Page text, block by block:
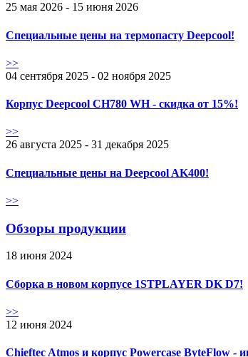
25 мая 2026 - 15 июня 2026
Специальные цены на термопасту Deepcool!
>>
04 сентября 2025 - 02 ноября 2025
Корпус Deepcool CH780 WH - скидка от 15%!
>>
26 августа 2025 - 31 декабря 2025
Специальные цены на Deepcool AK400!
>>
Обзоры продукции
18 июня 2024
Сборка в новом корпусе 1STPLAYER DK D7!
>>
12 июня 2024
Chieftec Atmos и корпус Powercase ByteFlow -